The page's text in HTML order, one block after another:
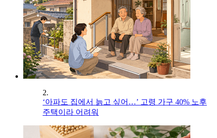
2.
‘아파도 집에서 늙고 싶어…’ 고령 가구 40% 노후
주택이라 어려워